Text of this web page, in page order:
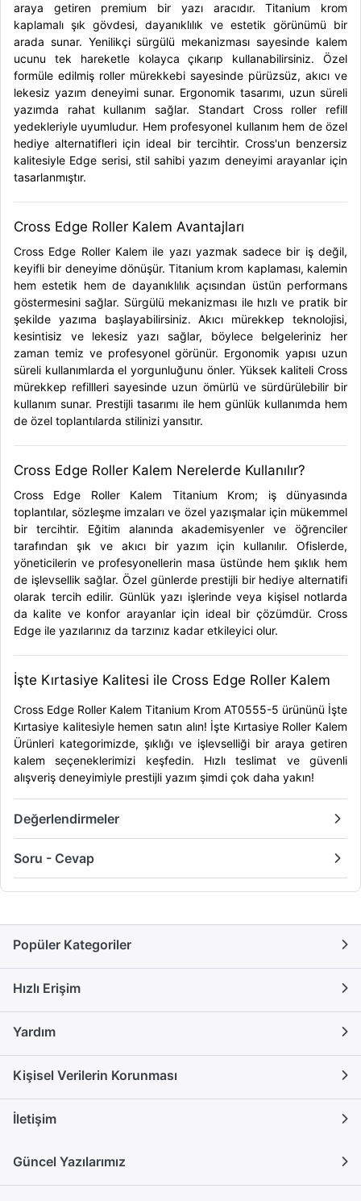
araya getiren premium bir yazı aracıdır. Titanium krom
kaplamalı şık gövdesi, dayanıklılık ve estetik görünümü bir
arada sunar. Yenilikçi sürgülü mekanizması sayesinde kalem
ucunu tek hareketle kolayca çıkarıp kullanabilirsiniz. Özel
formüle edilmiş roller mürekkebi sayesinde pürüzsüz, akıcı ve
lekesiz yazım deneyimi sunar. Ergonomik tasarımı, uzun süreli
yazımda rahat kullanım sağlar. Standart Cross roller refill
yedekleriyle uyumludur. Hem profesyonel kullanım hem de özel
hediye alternatifleri için ideal bir tercihtir. Cross'un benzersiz
kalitesiyle Edge serisi, stil sahibi yazım deneyimi arayanlar için
tasarlanmıştır.
Cross Edge Roller Kalem Avantajları
Cross Edge Roller Kalem ile yazı yazmak sadece bir iş değil,
keyifli bir deneyime dönüşür. Titanium krom kaplaması, kalemin
hem estetik hem de dayanıklılık açısından üstün performans
göstermesini sağlar. Sürgülü mekanizması ile hızlı ve pratik bir
şekilde yazıma başlayabilirsiniz. Akıcı mürekkep teknolojisi,
kesintisiz ve lekesiz yazı sağlar, böylece belgeleriniz her
zaman temiz ve profesyonel görünür. Ergonomik yapısı uzun
süreli kullanımlarda el yorgunluğunu önler. Yüksek kaliteli Cross
mürekkep refillleri sayesinde uzun ömürlü ve sürdürülebilir bir
kullanım sunar. Prestijli tasarımı ile hem günlük kullanımda hem
de özel toplantılarda stilinizi yansıtır.
Cross Edge Roller Kalem Nerelerde Kullanılır?
Cross Edge Roller Kalem Titanium Krom; iş dünyasında
toplantılar, sözleşme imzaları ve özel yazışmalar için mükemmel
bir tercihtir. Eğitim alanında akademisyenler ve öğrenciler
tarafından şık ve akıcı bir yazım için kullanılır. Ofislerde,
yöneticilerin ve profesyonellerin masa üstünde hem şıklık hem
de işlevsellik sağlar. Özel günlerde prestijli bir hediye alternatifi
olarak tercih edilir. Günlük yazı işlerinde veya kişisel notlarda
da kalite ve konfor arayanlar için ideal bir çözümdür. Cross
Edge ile yazılarınız da tarzınız kadar etkileyici olur.
İşte Kırtasiye Kalitesi ile Cross Edge Roller Kalem
Cross Edge Roller Kalem Titanium Krom AT0555-5 ürününü İşte
Kırtasiye kalitesiyle hemen satın alın! İşte Kırtasiye Roller Kalem
Ürünleri kategorimizde, şıklığı ve işlevselliği bir araya getiren
kalem seçeneklerimizi keşfedin. Hızlı teslimat ve güvenli
alışveriş deneyimiyle prestijli yazım şimdi çok daha yakın!
Değerlendirmeler
Soru - Cevap
Popüler Kategoriler
Hızlı Erişim
Yardım
Kişisel Verilerin Korunması
İletişim
Güncel Yazılarımız